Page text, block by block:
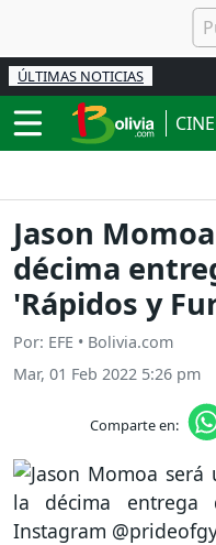
ÚLTIMAS NOTICIAS
CINE
Jason
décima
'Rápidos y
Por: EFE • Bolivia.com
Mar, 01 Feb 2022 5:26 pm
Comparte en: